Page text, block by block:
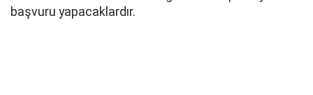
başvuru yapacaklardır.